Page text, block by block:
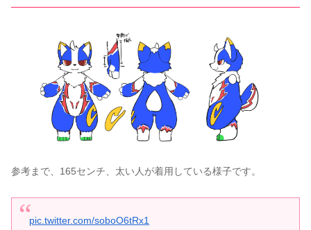
参考まで、165センチ、太い人が着用している様子です。
pic.twitter.com/soboO6tRx1